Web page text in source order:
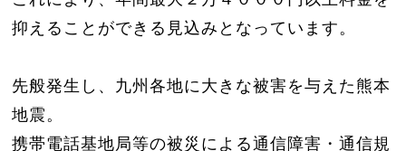
抑えることができる見込みとな っています。
先般発生し、九州各地に大きな被害を与えた熊本
地震。
携帯電話基地局等の被災による通信障害・通信規